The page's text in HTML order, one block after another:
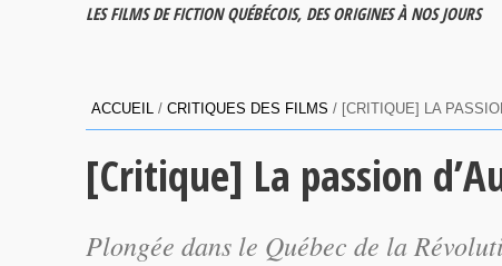
LES FILMS DE FICTION QUÉBÉCOIS, DES ORIGINES À NOS JOURS
ACCUEIL / CRITIQUES DES FILMS / [CRITIQUE] LA
[Critique] La passion
Plongée dans le Québec de la